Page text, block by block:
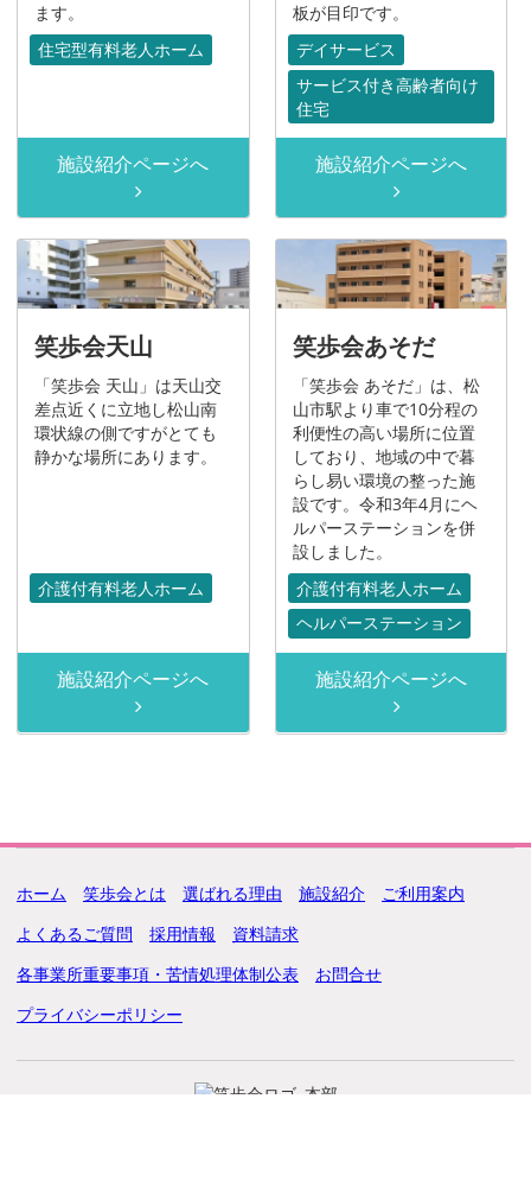
ます。
住宅型有料老人ホーム
施設紹介ページへ
板が目印です。
デイサービス
サービス付き高齢者向け
住宅
施設紹介ページへ
笑歩会天山
「笑歩会 天山」は天山交
差点近くに立地し松山南
環状線の側ですがとても
静かな場所にあります。
介護付有料老人ホーム
施設紹介ページへ
笑歩会あそだ
「笑歩会 あそだ」は、松
山市駅より車で10分程の
利便性の高い場所に位置
しており、地域の中で暮
らし易い環境の整った施
設です。令和3年4月にヘ
ルパーステーションを併
設しました。
介護付有料老人ホーム
ヘルパーステーション
施設紹介ページへ
ホーム 笑歩会とは 選ばれる理由 施設紹介
ご利用案内
よくあるご質問
採用情報
資料請求
各事業所重要事項・苦情処理体制公表
お問合せ
プライバシーポリシー
本部